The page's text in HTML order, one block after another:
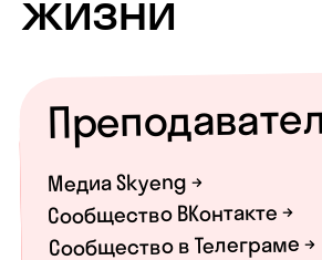
Политика конфиденциальности
Как добраться до офиса